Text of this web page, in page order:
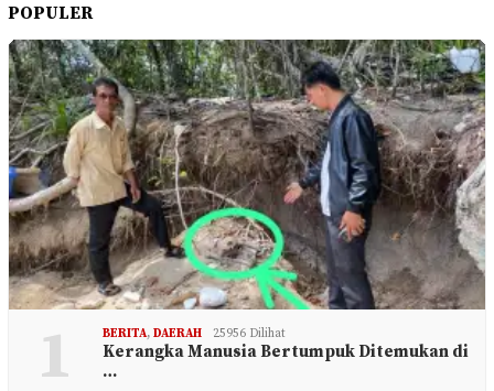
POPULER
1 BERITA, DAERAH 25956 Dilihat
Kerangka Manusia Bertumpuk Ditemukan di
…